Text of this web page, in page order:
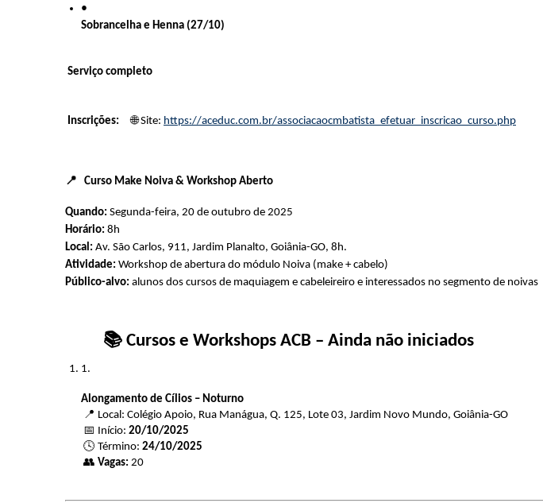
Sobrancelha e Henna (27/10)
Serviço completo
Inscrições: 🌐 Site: https://aceduc.com.br/associacaocmbatista_efetuar_inscricao_curso.php
📍   Curso Make Noiva & Workshop Aberto
Quando: Segunda-feira, 20 de outubro de 2025
Horário: 8h
Local: Av. São Carlos, 911, Jardim Planalto, Goiânia-GO, 8h.
Atividade: Workshop de abertura do módulo Noiva (make + cabelo)
Público-alvo: alunos dos cursos de maquiagem e cabeleireiro e interessados no segmento de noivas
📚 Cursos e Workshops ACB – Ainda não iniciados
Alongamento de Cílios – Noturno
📍 Local: Colégio Apoio, Rua Manágua, Q. 125, Lote 03, Jardim Novo Mundo, Goiânia-GO
📅 Início: 20/10/2025
🕓 Término: 24/10/2025
👥 Vagas: 20